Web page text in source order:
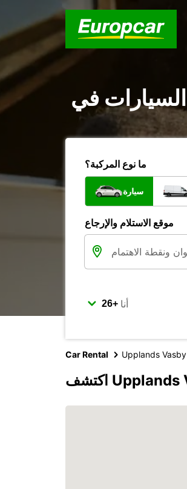
ما نوع المركبة؟
سيارة
موقع الاستلام والإرجاع
أنا
Car Rental Upplands Vasby